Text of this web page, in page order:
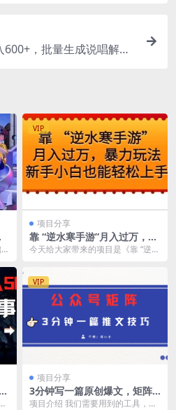
600+，批量生成说唱解说
VIP
项目分享
靠 “逆水寒手游”月入过万，暴
力玩法，新手小白也能轻松上
今天给大家带来的项目是《靠 “逆水
VIP
项目分享
3分钟写一篇原创爆文，矩阵
操作公众号拉爆流量主
项目介绍 我们需要用到的工具，免